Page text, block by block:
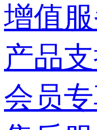
增值
产品
会员